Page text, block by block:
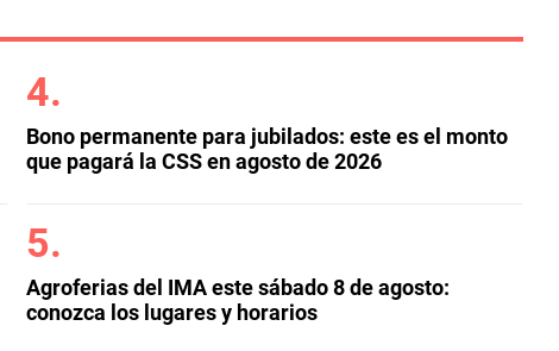
Bono permanente para jubilados: este es el monto
que pagará la CSS en agosto de 2026
Agroferias del IMA este sábado 8 de agosto:
conozca los lugares y horarios